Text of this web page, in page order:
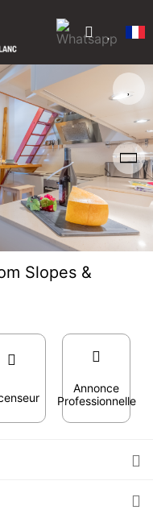
Slopes &
Annonce
Professionnelle